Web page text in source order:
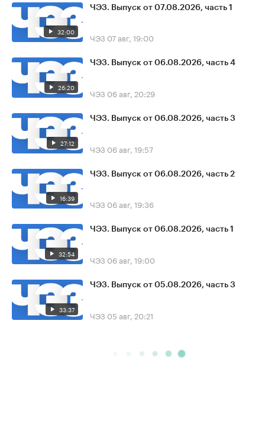
32:00
ЧЭЗ. Выпуск от 07.08.2026, часть 1
ЧЭЗ 07 авг, 19:00
26:20
ЧЭЗ. Выпуск от 06.08.2026, часть 4
ЧЭЗ 06 авг, 20:29
27:12
ЧЭЗ. Выпуск от 06.08.2026, часть 3
ЧЭЗ 06 авг, 19:57
16:39
ЧЭЗ. Выпуск от 06.08.2026, часть 2
ЧЭЗ 06 авг, 19:36
32:54
ЧЭЗ. Выпуск от 06.08.2026, часть 1
ЧЭЗ 06 авг, 19:00
33:37
ЧЭЗ. Выпуск от 05.08.2026, часть 3
ЧЭЗ 05 авг, 20:21